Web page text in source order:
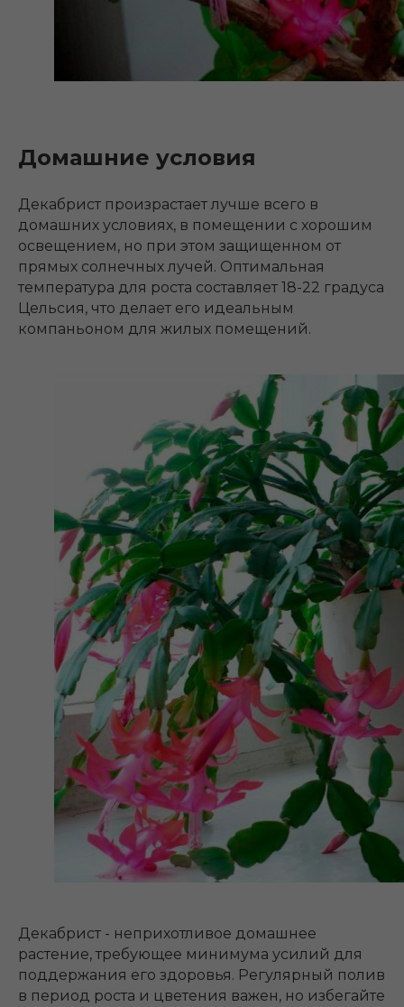
Домашние условия
Декабрист произрастает лучше всего в
домашних условиях, в помещении с хорошим
освещением, но при этом защищенном от
прямых солнечных лучей. Оптимальная
температура для роста составляет 18-22 градуса
Цельсия, что делает его идеальным
компаньоном для жилых помещений.
Декабрист - неприхотливое домашнее
растение, требующее минимума усилий для
поддержания его здоровья. Регулярный полив
в период роста и цветения важен, но избегайте